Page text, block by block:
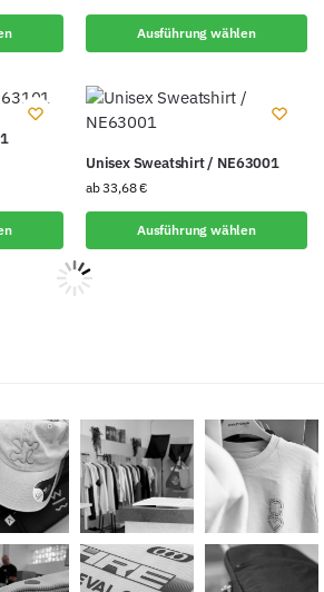
Ausführung wählen
Unisex Sweatshirt / NE63001
ab33,68€
Ausführung wählen